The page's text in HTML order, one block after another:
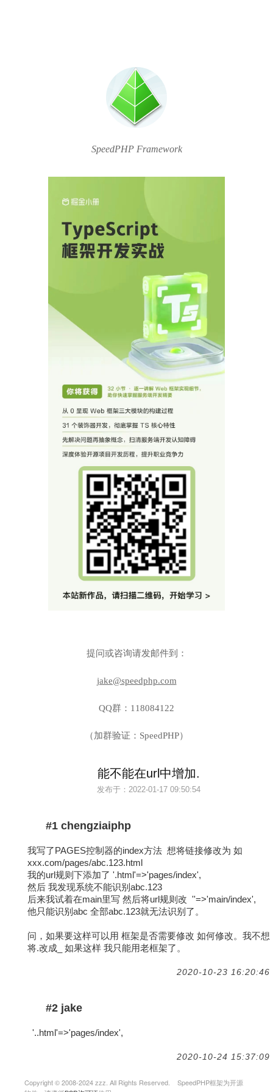
SpeedPHP Framework
提问或咨询请发邮件到：
jake@speedphp.com
QQ群：118084122
（加群验证：SpeedPHP）
能不能在url中增加.
发布于： 2022-01-17 09:50:54
#1 chengziaiphp
我写了PAGES控制器的index方法 想将链接修改为 如
xxx.com/pages/abc.123.html
我的url规则下添加了 '.html'=>'pages/index',
然后 我发现系统不能识别abc.123
后来我试着在main里写 然后将url规则改 ''=>'main/index',
他只能识别abc 全部abc.123就无法识别了。
问，如果要这样可以用 框架是否需要修改 如何修改。我不想
将.改成_ 如果这样 我只能用老框架了。
2020-10-23 16:20:46
#2 jake
'..html'=>'pages/index',
2020-10-24 15:37:09
Copyright © 2008-2024 zzz. All Rights Reserved. SpeedPHP框架为开源